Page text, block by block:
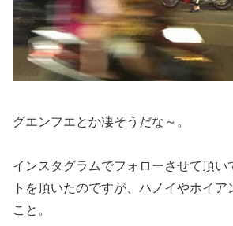
グエンフエとか凄そうだな～。
インスタグラムでフォローさせて頂い
トを頂いたのですが、ハノイやホイ
こと。